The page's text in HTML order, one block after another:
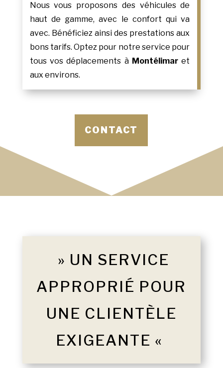
Nous vous proposons des véhicules de
haut de gamme, avec le confort qui va
avec. Bénéficiez ainsi des prestations aux
bons tarifs. Optez pour notre service pour
tous vos déplacements à Montélimaret
aux environs.
CONTACT
» UN SERVICE
APPROPRIÉ POUR
UNE CLIENTÈLE
EXIGEANTE «